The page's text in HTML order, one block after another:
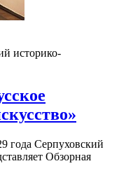
историко-
года Серпуховский
Обзорная